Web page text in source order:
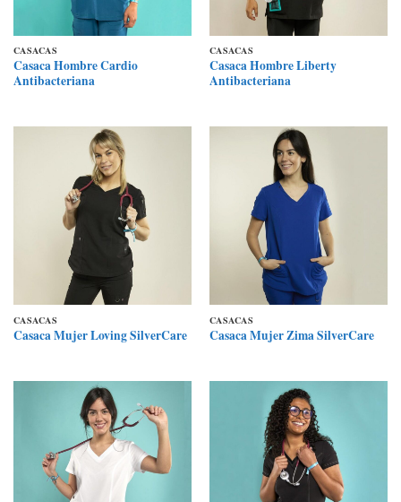
CASACAS
Casaca Hombre Cardio
Antibacteriana
CASACAS
Casaca Hombre Liberty
Antibacteriana
CASACAS
Casaca Mujer Loving SilverCare
CASACAS
Casaca Mujer Zima SilverCare